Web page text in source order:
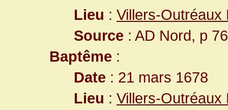
Lieu : Villers-Outréaux
Source : AD Nord, p 76
Baptême :
Date : 21 mars 1678
Lieu : Villers-Outréaux